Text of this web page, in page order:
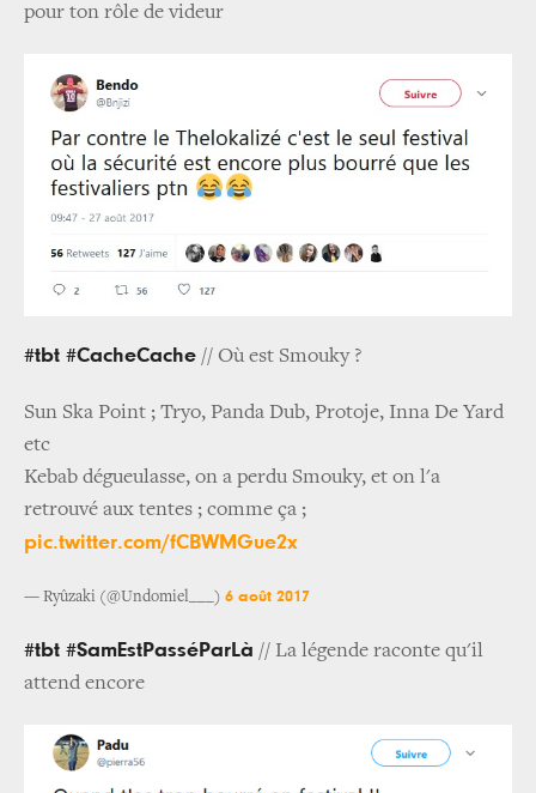
pour ton rôle de videur
#tbt #CacheCache // Où est Smouky ?
Sun Ska Point ; Tryo, Panda Dub, Protoje, Inna De Yard
etc
Kebab dégueulasse, on a perdu Smouky, et on l'a
retrouvé aux tentes ; comme ça ;
pic.twitter.com/fCBWMGue2x
— Ryûzaki (@Undomiel___) 6 août 2017
#tbt #SamEstPasséParLà // La légende raconte qu'il
attend encore